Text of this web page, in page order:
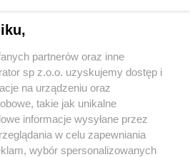
4 / 0
partnerów oraz inne
sp z.o.o. uzyskujemy dostęp i
na urządzeniu oraz
takie jak unikalne
informacje wysyłane przez
w celu zapewniania
wybór spersonalizowanych